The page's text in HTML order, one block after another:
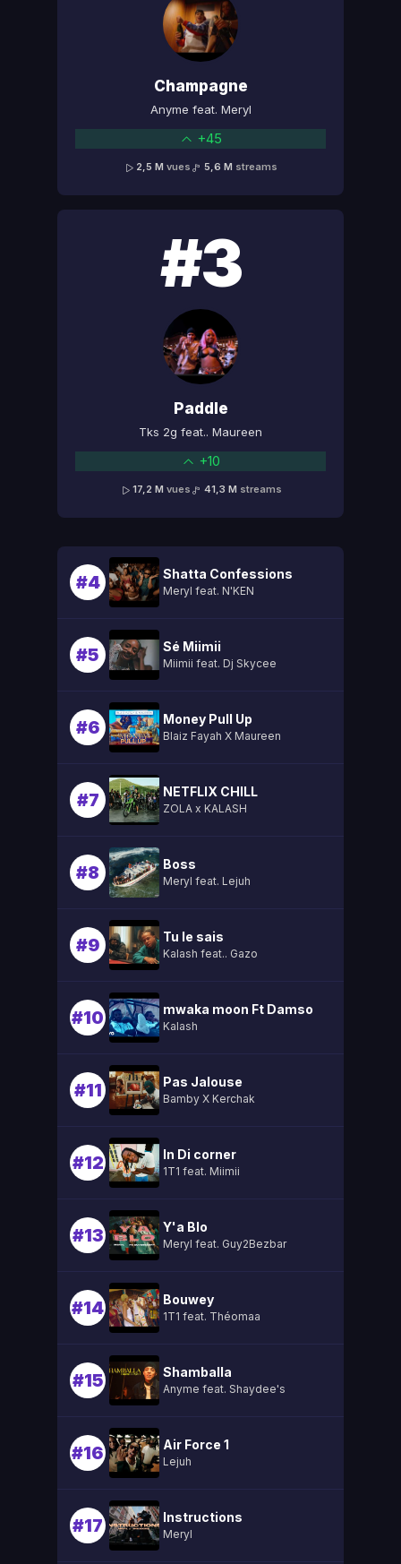
Champagne
Anyme feat. Meryl
+45
2,5 M vues 5,6 M streams
#3
Paddle
Tks 2g feat.. Maureen
+10
17,2 M vues 41,3 M streams
#4 Shatta Confessions
Meryl feat. N'KEN
#5 Sé Miimii
Miimii feat. Dj Skycee
#6 Money Pull Up
Blaiz Fayah X Maureen
#7 NETFLIX CHILL
ZOLA x KALASH
#8 Boss
Meryl feat. Lejuh
#9 Tu le sais
Kalash feat.. Gazo
#10 mwaka moon Ft Damso
Kalash
#11 Pas Jalouse
Bamby X Kerchak
#12 In Di corner
1T1 feat. Miimii
#13 Y'a Blo
Meryl feat. Guy2Bezbar
#14 Bouwey
1T1 feat. Théomaa
#15 Shamballa
Anyme feat. Shaydee's
#16 Air Force 1
Lejuh
#17 Instructions
Meryl